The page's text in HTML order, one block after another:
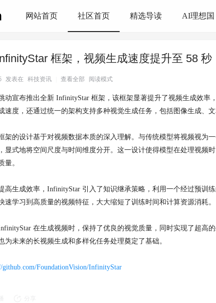
网站首页 社区首页 精选导读 AI理想国
框架，视频生成速度提升至 58 秒
发表在 科技资讯 查看全部 阅读模式
宣布推出全新 InfinityStar 框架，该框架显著提升了视频生成效率
速度，还通过统一的架构支持多种视觉生成任务，包括图像生成、
的设计基于对视频数据本质的深入理解。与传统模型将视频视为
显式地将空间尺度与时间维度分开。这一设计使得模型在处理视频
量。
生成效率，InfinityStar 引入了知识继承策略，利用一个经过预训
速学习到高质量的视频特征，大大缩短了训练时间和计算资源消耗。
在生成视频时，保持了优良的视觉质量，同时实现了超高
为未来的长视频生成和多样化任务处理奠定了基础。
github.com/FoundationVision/InfinityStar